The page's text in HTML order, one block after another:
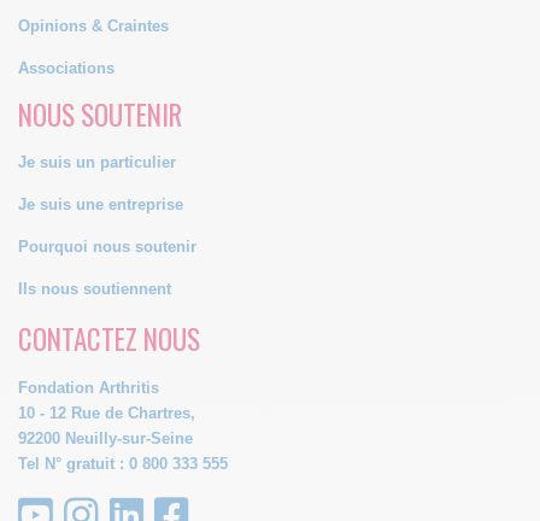
Opinions & Craintes
Associations
NOUS SOUTENIR
Je suis un particulier
Je suis une entreprise
Pourquoi nous soutenir
Ils nous soutiennent
CONTACTEZ NOUS
Fondation Arthritis
10 - 12 Rue de Chartres,
92200 Neuilly-sur-Seine
Tel N° gratuit : 0 800 333 555